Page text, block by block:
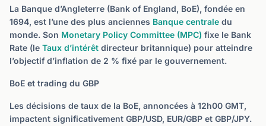
La Banque d’Angleterre (Bank of England, BoE), fondée en
1694, est l’une des plus anciennes Banque centrale du
monde. Son Monetary Policy Committee (MPC) fixe le Bank
Rate (le Taux d’intérêt directeur britannique) pour atteindre
l’objectif d’inflation de 2 % fixé par le gouvernement.
BoE et trading du GBP
Les décisions de taux de la BoE, annoncées à 12h00 GMT,
impactent significativement GBP/USD, EUR/GBP et GBP/JPY.